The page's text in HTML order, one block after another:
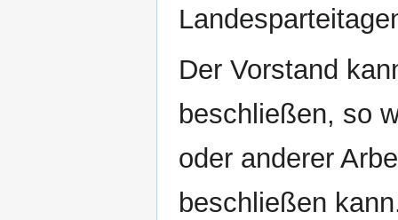
Der Vorstand
beschließen, so
oder anderer
beschließen